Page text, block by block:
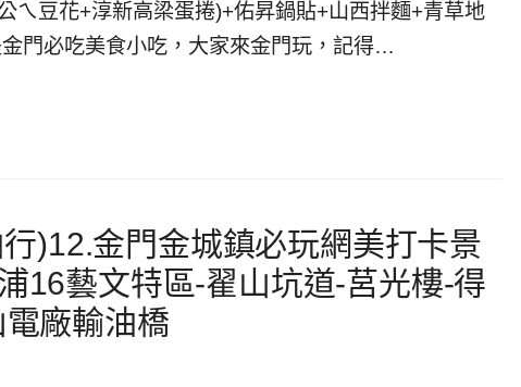
ㄟ豆花+淳新高梁蛋捲)+佑昇鍋貼+山西拌麵+青草地
門必吃美食小吃，大家來金門玩，記得…
)12.金門金城鎮必玩網美打卡景
16藝文特區-翟山坑道-莒光樓-得
廠輸油橋